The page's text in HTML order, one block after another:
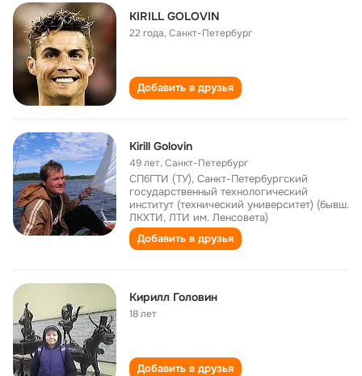
KIRILL GOLOVIN
22 года,Санкт-Петербург
Добавить в друзья
Kirill Golovin
49 лет,Санкт-Петербург
СПбГТИ (ТУ), Санкт-Петербургский
государственный технологический
институт (технический университет) (бывш.
ЛКХТИ, ЛТИ им. Ленсовета)
Добавить в друзья
Кирилл Головин
18 лет
Добавить в друзья